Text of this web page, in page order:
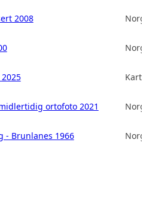
2008
ortofoto 2021
- Brunlanes 1966